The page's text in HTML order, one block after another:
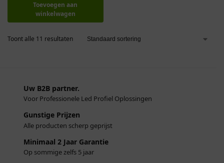
Toevoegen aan
winkelwagen
Toont alle 11 resultaten
Uw B2B partner.
Voor Professionele Led Profiel Oplossingen
Gunstige Prijzen
Alle producten scherp geprijst
Minimaal 2 Jaar Garantie
Op sommige zelfs 5 jaar